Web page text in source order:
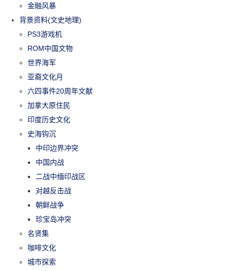
金融风暴
背景资料(文史地理)
PS3游戏机
ROM中国文物
世界海军
亚裔文化月
六四事件20周年文献
加拿大原住民
印度历史文化
史海钩沉
中印边界冲突
中国内战
二战中缅印战区
对越反击战
朝鲜战争
珍宝岛冲突
名贤集
咖啡文化
城市探索